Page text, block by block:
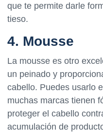
que te permite darle
tieso.
4. Mousse
La mousse es otro
un peinado y
cabello. Puedes usarlo
muchas marcas tienen
proteger el cabello
acumulación de